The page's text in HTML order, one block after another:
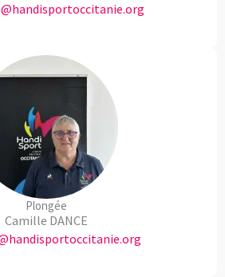
Plongée
Camille DANCE